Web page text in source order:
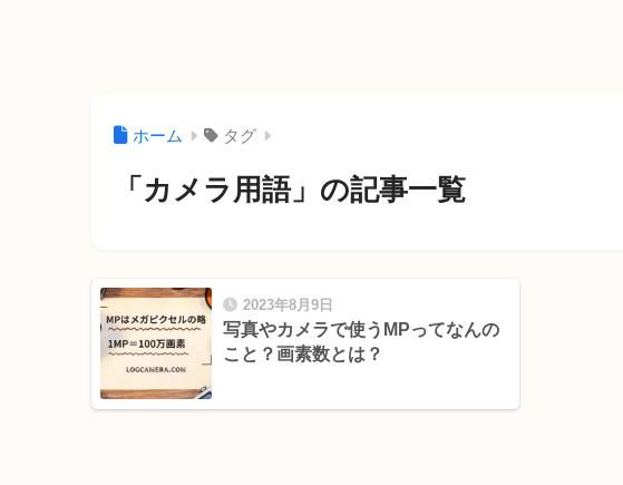
ホーム タグ
「カメラ用語」の記事一覧
2023年8月9日
写真やカメラで使うMPってなんの
こと？画素数とは？